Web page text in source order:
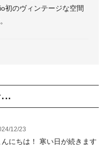
初のヴィンテージな空間
...
12/23
んにちは！ 寒い日が続きます